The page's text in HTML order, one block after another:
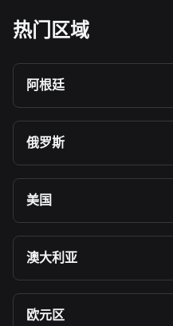
热门区域
阿根廷
俄罗斯
美国
澳大利亚
欧元区